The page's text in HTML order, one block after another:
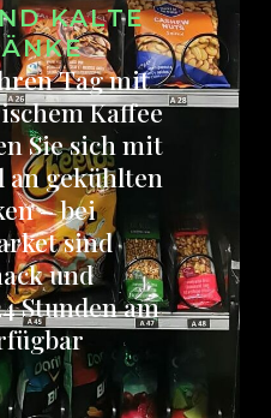
KALTE G
Tag mit
Kaffee
Sie sich mit
an gekühlten
– bei
sind
und
Stunden am